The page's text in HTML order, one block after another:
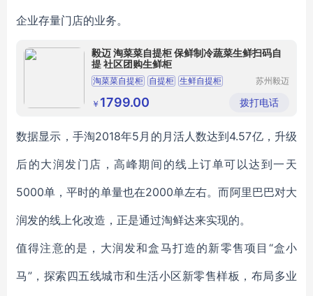
企业存量门店的业务。
毅迈 淘菜菜自提柜 保鲜制冷蔬菜生鲜扫码自
提 社区团购生鲜柜
淘菜菜自提柜 自提柜 生鲜自提柜
生鲜扫码自提柜
苏州毅迈
有限公司
￥ 1799.00 拨打电话
数据显示，手淘2018年5月的月活人数达到4.57亿，升级
后的大润发门店，高峰期间的线上订单可以达到一天
5000单，平时的单量也在2000单左右。而阿里巴巴对大
润发的线上化改造，正是通过淘鲜达来实现的。
值得注意的是，大润发和盒马打造的新零售项目“盒小
马”，探索四五线城市和生活小区新零售样板，布局多业